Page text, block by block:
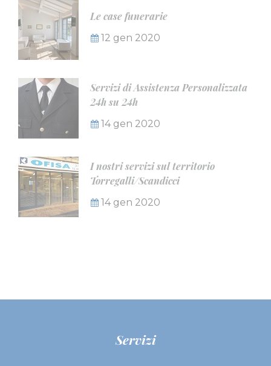
Le case funerarie
12 gen 2020
Servizi di Assistenza Personalizzata
24h su 24h
14 gen 2020
I nostri servizi sul territorio
Torregalli/Scandicci
14 gen 2020
Servizi